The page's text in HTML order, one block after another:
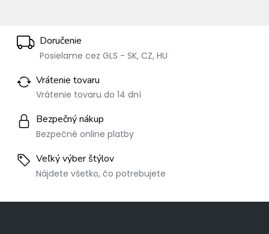
Doručenie
Posielame cez GLS - SK, CZ, HU
Vrátenie tovaru
Vrátenie tovaru do 14 dní
Bezpečný nákup
Bezpečné online platby
Veľký výber štýlov
Nájdete všetko, čo potrebujete